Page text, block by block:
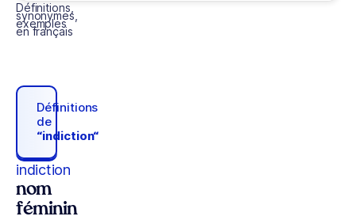
Définitions,
synonymes,
exemples
en français
Définitions
de
“indiction“
indiction
nom
féminin